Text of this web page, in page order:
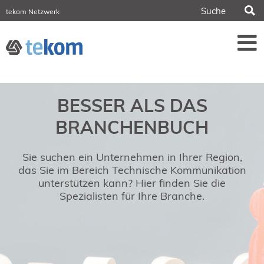
tekom Netzwerk
tech-writer.info
Tagungen
NORDIC TechKomm Stockholm
18.-19. März 2027
Information Energy
tekom-Festival
7.-8. Mai 2026 in St. Leon-Rot
tcworld China
20.-21. Mai 2027 in Shanghai
BESSER ALS DAS
BRANCHENBUCH
Sie suchen ein Unternehmen in Ihrer Region,
das Sie im Bereich Technische Kommunikation
unterstützen kann? Hier finden Sie die
Spezialisten für Ihre Branche.